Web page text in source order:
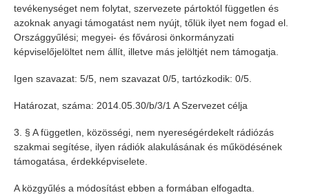
tevékenységet nem folytat, szervezete pártoktól független és
azoknak anyagi támogatást nem nyújt, tőlük ilyet nem fogad el.
Országgyűlési; megyei- és fővárosi önkormányzati
képviselőjelöltet nem állít, illetve más jelöltjét nem támogatja.
Igen szavazat: 5/5, nem szavazat 0/5, tartózkodik: 0/5.
Határozat, száma: 2014.05.30/b/3/1 A Szervezet célja
3. § A független, közösségi, nem nyereségérdekelt rádiózás
szakmai segítése, ilyen rádiók alakulásának és működésének
támogatása, érdekképviselete.
A közgyűlés a módosítást ebben a formában elfogadta.